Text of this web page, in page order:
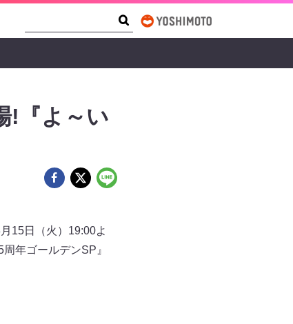
!『よ～い
15日（火）19:00よ
年ゴールデンSP』